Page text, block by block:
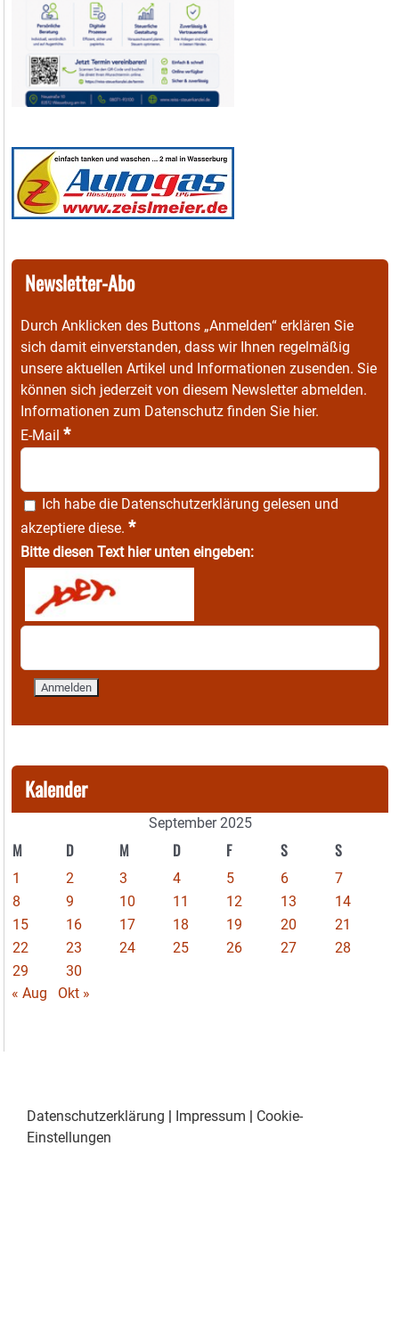
Newsletter-Abo
Durch Anklicken des Buttons „Anmelden“ erklären Sie
sich damit einverstanden, dass wir Ihnen regelmäßig
unsere aktuellen Artikel und Informationen zusenden. Sie
können sich jederzeit von diesem Newsletter abmelden.
Informationen zum Datenschutz finden Sie hier.
E-Mail *
Ich habe die Datenschutzerklärung gelesen und
akzeptiere diese. *
Bitte diesen Text hier unten eingeben:
Kalender
September 2025
M D M D F S S
1 2 3 4 5 6
7
8
9 10 11 12 13
14
15
16 17 18 19 20
21
22
23 24 25 26 27
28
29
30
« Aug
Okt »
Datenschutzerklärung Impressum
Cookie-
Einstellungen